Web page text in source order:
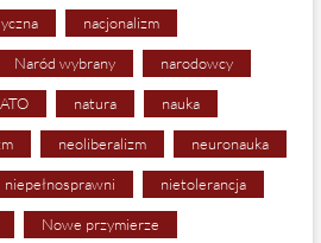
nacjonalizm
Naród wybrany narodowcy
natura nauka
neoliberalizm neuronauka
niepełnosprawni nietolerancja
Nowe przymierze